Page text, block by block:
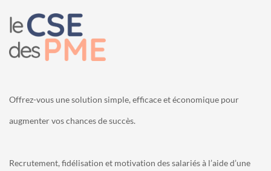
Offrez-vous une solution simple, efficace et économique pour
augmenter vos chances de succès.
Recrutement, fidélisation et motivation des salariés à l’aide d’une